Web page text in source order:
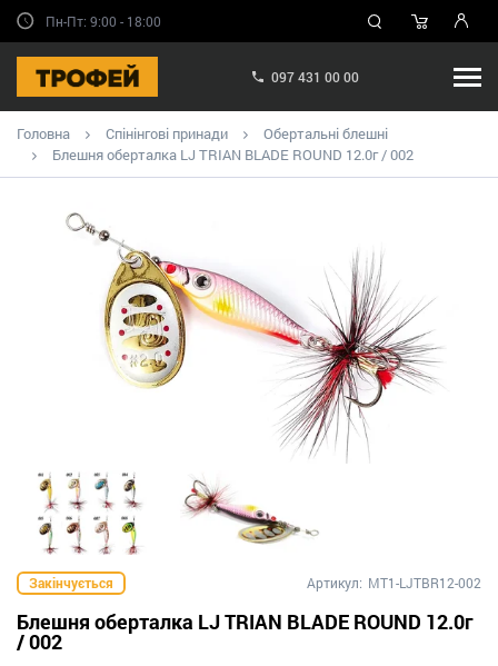
Пн-Пт: 9:00 - 18:00
097 431 00 00
Головна Спінінгові принади
Обертальні блешні
Блешня оберталка LJ TRIAN BLADE ROUND 12.0г / 002
Закінчується Артикул: MT1-LJTBR12-002
Блешня оберталка LJ TRIAN BLADE ROUND 12.0г
/ 002